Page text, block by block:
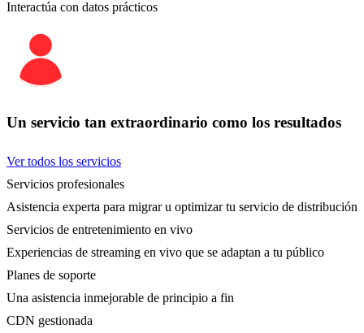
Interactúa con datos prácticos
Un servicio tan extraordinario como los resultados
Ver todos los servicios
Servicios profesionales
Asistencia experta para migrar u optimizar tu servicio de distribución
Servicios de entretenimiento en vivo
Experiencias de streaming en vivo que se adaptan a tu público
Planes de soporte
Una asistencia inmejorable de principio a fin
CDN gestionada